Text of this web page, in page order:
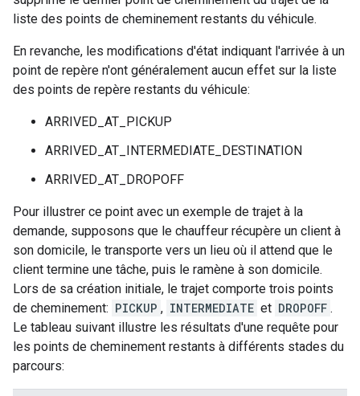
liste des points de cheminement restants du véhicule.
En revanche, les modifications d'état indiquant l'arrivée à un
point de repère n'ont généralement aucun effet sur la liste
des points de repère restants du véhicule:
ARRIVED_AT_PICKUP
ARRIVED_AT_INTERMEDIATE_DESTINATION
ARRIVED_AT_DROPOFF
Pour illustrer ce point avec un exemple de trajet à la
demande, supposons que le chauffeur récupère un client à
son domicile, le transporte vers un lieu où il attend que le
client termine une tâche, puis le ramène à son domicile.
Lors de sa création initiale, le trajet comporte trois points
de cheminement: PICKUP , INTERMEDIATE et DROPOFF .
Le tableau suivant illustre les résultats d'une requête pour
les points de cheminement restants à différents stades du
parcours: